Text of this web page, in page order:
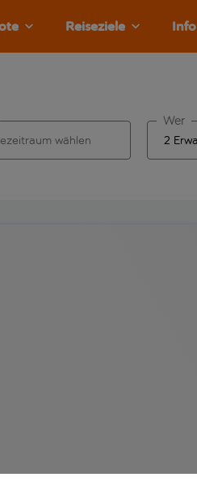
Reiseziele Info
wählen
Wer